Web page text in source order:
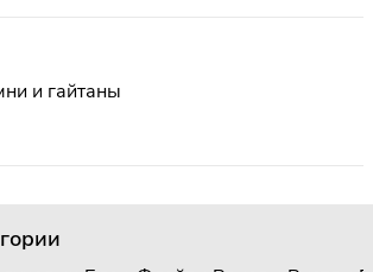
и гайтаны